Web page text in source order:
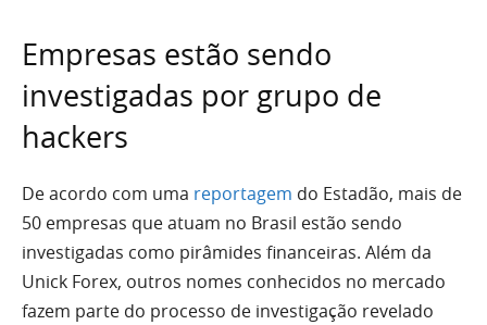
Empresas estão sendo
investigadas por grupo de
hackers
De acordo com uma reportagem do Estadão, mais de
50 empresas que atuam no Brasil estão sendo
investigadas como pirâmides financeiras. Além da
Unick Forex, outros nomes conhecidos no mercado
fazem parte do processo de investigação revelado